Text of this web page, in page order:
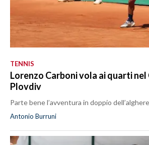
TENNIS
Lorenzo Carboni vola ai quarti
Plovdiv
Parte bene l’avventura in doppio
Antonio Burruni